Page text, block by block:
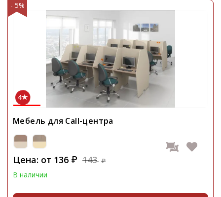
- 5%
4
Мебель для Call-центра
Цена: от 136 ₽ 143 ₽
В наличии